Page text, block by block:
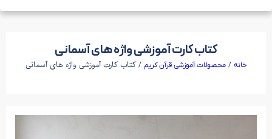
کتاب کارت آموزشی واژه های آسمانی
خانه /محصولات آموزشی قرآن کریم / کتاب کارت آموزشی واژه های آسمانی